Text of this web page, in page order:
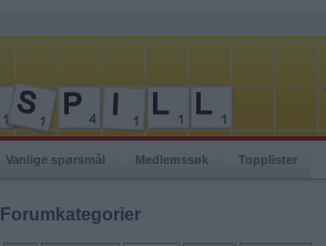
Vanlige spørsmål Medlemssøk Topplister
Forumkategorier